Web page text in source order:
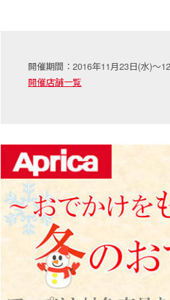
開催期間：2016年11月23日(水)〜
開催店舗一覧